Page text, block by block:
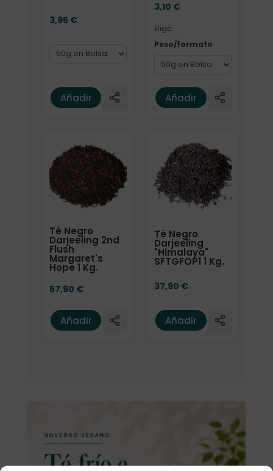
3,95 €
Añadir
3,10 €
Elige:
Peso/formato
Añadir
Té Negro
Darjeeling 2nd
Flush
Margaret's
Hope 1 Kg.
57,90 €
Añadir
Té Negro
Darjeeling
"Himalaya"
SFTGFOP1 1 Kg.
37,90 €
Añadir